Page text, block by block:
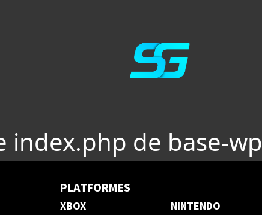
index.php de base-wp
PLATFORMES
XBOX NINTENDO